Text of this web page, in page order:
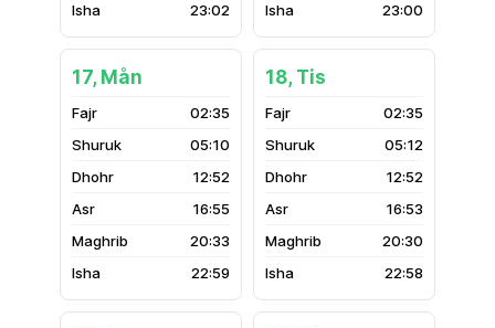
23:02
23:00
17, Mån
02:35
05:10
12:52
16:55
20:33
22:59
18, Tis
02:35
05:12
12:52
16:53
20:30
22:58